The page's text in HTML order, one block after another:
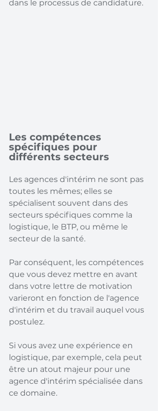
dans le processus de candidature.
Les compétences
spécifiques pour
différents secteurs
Les agences d'intérim ne sont pas
toutes les mêmes; elles se
spécialisent souvent dans des
secteurs spécifiques comme la
logistique, le BTP, ou même le
secteur de la santé.
Par conséquent, les compétences
que vous devez mettre en avant
dans votre lettre de motivation
varieront en fonction de l'agence
d'intérim et du travail auquel vous
postulez.
Si vous avez une expérience en
logistique, par exemple, cela peut
être un atout majeur pour une
agence d'intérim spécialisée dans
ce domaine.